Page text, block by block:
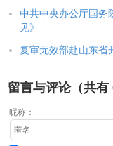
中共中央办公厅国务
见》
复审无效部赴山东省
留言与评论（共有
昵称：